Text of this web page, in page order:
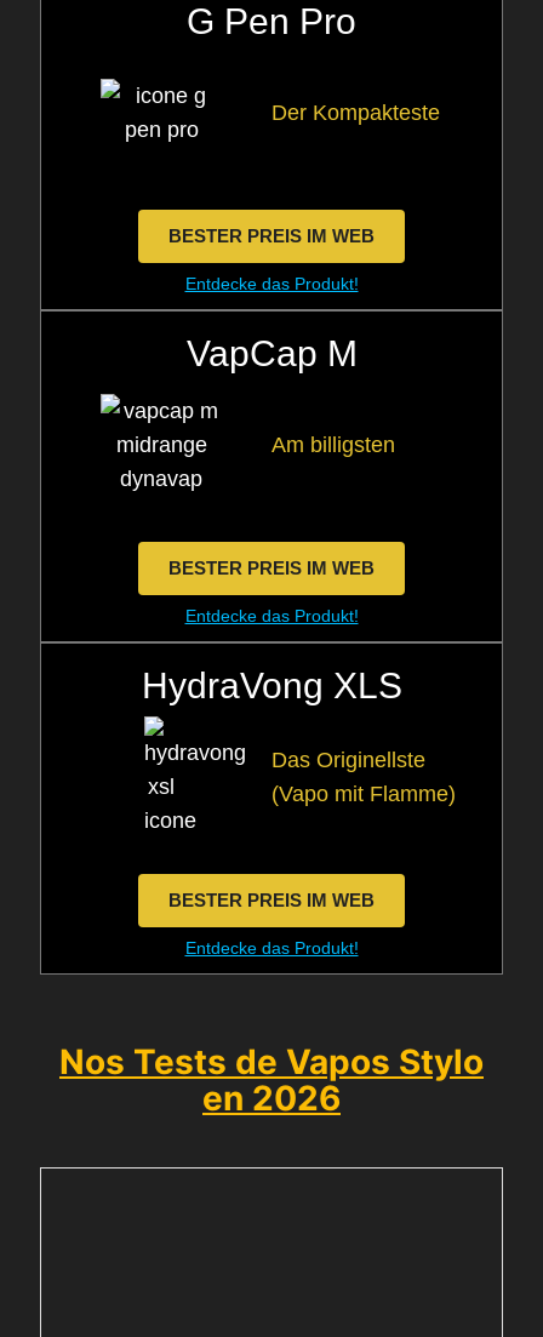
G Pen Pro
Der Kompakteste
BESTER PREIS IM WEB
Entdecke das Produkt!
VapCap M
Am billigsten
BESTER PREIS IM WEB
Entdecke das Produkt!
HydraVong XLS
Das Originellste
(Vapo mit Flamme)
BESTER PREIS IM WEB
Entdecke das Produkt!
Nos Tests de Vapos Stylo
en 2026